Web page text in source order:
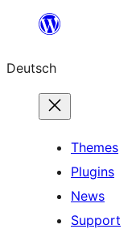
springen
Deutsch
Themes
Plugins
News
Support